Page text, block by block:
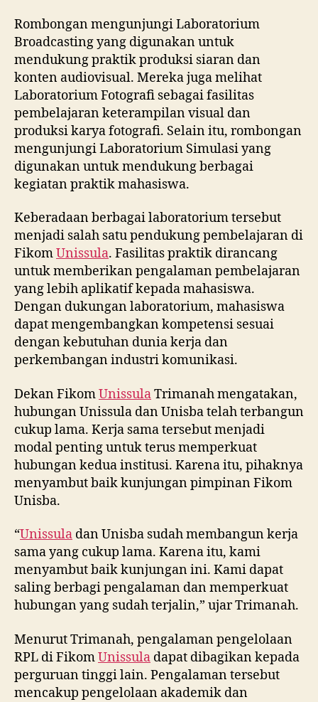
Rombongan mengunjungi Laboratorium
Broadcasting yang digunakan untuk
mendukung praktik produksi siaran dan
konten audiovisual. Mereka juga melihat
Laboratorium Fotografi sebagai fasilitas
pembelajaran keterampilan visual dan
produksi karya fotografi. Selain itu, rombongan
mengunjungi Laboratorium Simulasi yang
digunakan untuk mendukung berbagai
kegiatan praktik mahasiswa.
Keberadaan berbagai laboratorium tersebut
menjadi salah satu pendukung pembelajaran di
FikomUnissula. Fasilitas praktik dirancang
untuk memberikan pengalaman pembelajaran
yang lebih aplikatif kepada mahasiswa.
Dengan dukungan laboratorium, mahasiswa
dapat mengembangkan kompetensi sesuai
dengan kebutuhan dunia kerja dan
perkembangan industri komunikasi.
Dekan FikomUnissulaTrimanah mengatakan,
hubungan Unissula dan Unisba telah terbangun
cukup lama. Kerja sama tersebut menjadi
modal penting untuk terus memperkuat
hubungan kedua institusi. Karena itu, pihaknya
menyambut baik kunjungan pimpinan Fikom
Unisba.
“Unissula dan Unisba sudah membangun kerja
sama yang cukup lama. Karena itu, kami
menyambut baik kunjungan ini. Kami dapat
saling berbagi pengalaman dan memperkuat
hubungan yang sudah terjalin,” ujar Trimanah.
Menurut Trimanah, pengalaman pengelolaan
RPL di FikomUnissula dapat dibagikan kepada
perguruan tinggi lain. Pengalaman tersebut
mencakup pengelolaan akademik dan